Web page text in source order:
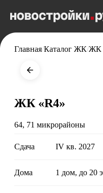
Главная/Каталог ЖК/ЖК
ЖК «R4»
64, 71 микрорайоны
Сдача IV кв. 2027
Дома 1 дом, до 20